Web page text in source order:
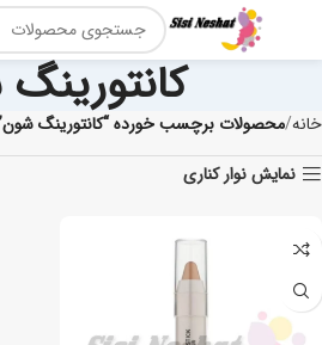
خانه محصولات برچسب خورده “کانتورینگ
نمایش نوار کناری